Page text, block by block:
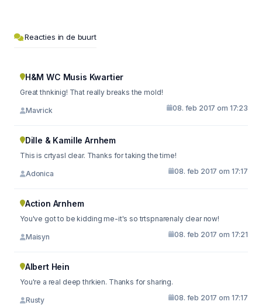
Reacties in de buurt
H&M WC Musis Kwartier
Great thnkinig! That really breaks the mold!
Mavrick 08. feb 2017 om 17:23
Dille & Kamille Arnhem
This is crtyasl clear. Thanks for taking the time!
Adonica 08. feb 2017 om 17:17
Action Arnhem
You've got to be kidding me-it's so trtspnarenaly clear now!
Maisyn 08. feb 2017 om 17:21
Albert Hein
You're a real deep thrkien. Thanks for sharing.
Rusty 08. feb 2017 om 17:17